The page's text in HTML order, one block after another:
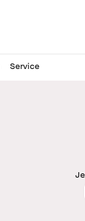
Service